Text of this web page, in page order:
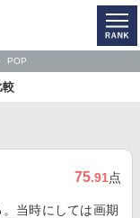
POP
較
75.91点
当時にしては画期